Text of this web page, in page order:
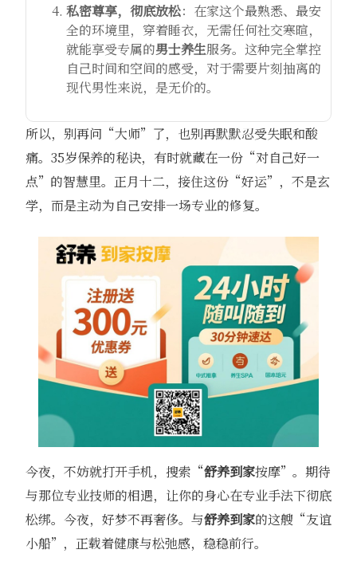
私密尊享，彻底放松：在家这个最熟悉、最安
全的环境里，穿着睡衣，无需任何社交寒暄，
就能享受专属的男士养生服务。这种完全掌控
自己时间和空间的感受，对于需要片刻抽离的
现代男性来说，是无价的。
所以，别再问“大师”了，也别再默默忍受失眠和酸
痛。35岁保养的秘诀，有时就藏在一份“对自己好一
点”的智慧里。正月十二，接住这份“好运”，不是玄
学，而是主动为自己安排一场专业的修复。
今夜，不妨就打开手机，搜索“舒养到家按摩”。期待
与那位专业技师的相遇，让你的身心在专业手法下彻底
松绑。今夜，好梦不再奢侈。与舒养到家的这艘“友谊
小船”，正载着健康与松弛感，稳稳前行。